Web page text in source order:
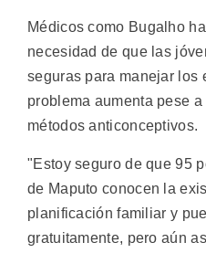
Médicos como Bugalho
necesidad de que las
seguras para manejar los
problema aumenta pese
métodos anticonceptivos.
"Estoy seguro de que 95
de Maputo conocen la
planificación familiar y
gratuitamente, pero aún